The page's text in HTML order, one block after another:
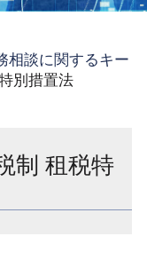
相談に関するキー
別措置法
制 租税特